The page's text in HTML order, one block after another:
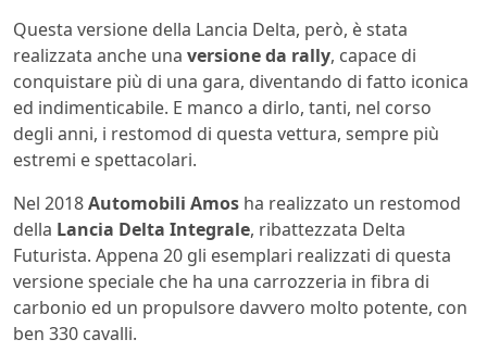
Questa versione della Lancia Delta, però, è stata
realizzata anche una versione da rally, capace di
conquistare più di una gara, diventando di fatto iconica
ed indimenticabile. E manco a dirlo, tanti, nel corso
degli anni, i restomod di questa vettura, sempre più
estremi e spettacolari.
Nel 2018Automobili Amos ha realizzato un restomod
della Lancia Delta Integrale, ribattezzata Delta
Futurista. Appena 20 gli esemplari realizzati di questa
versione speciale che ha una carrozzeria in fibra di
carbonio ed un propulsore davvero molto potente, con
ben 330 cavalli.